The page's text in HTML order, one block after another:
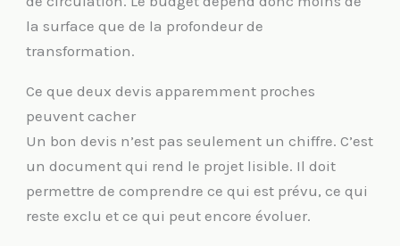
la surface que de la profondeur de
transformation.
Ce que deux devis apparemment proches
peuvent cacher
Un bon devis n’est pas seulement un chiffre. C’est
un document qui rend le projet lisible. Il doit
permettre de comprendre ce qui est prévu, ce qui
reste exclu et ce qui peut encore évoluer.